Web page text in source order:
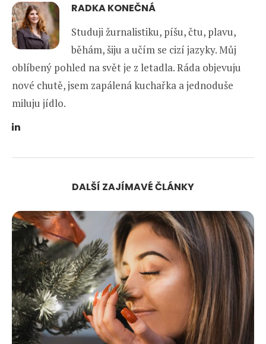
RADKA KONEČNÁ
Studuji žurnalistiku, píšu, čtu, plavu,
běhám, šiju a učím se cizí jazyky. Můj
oblíbený pohled na svět je z letadla. Ráda objevuju
nové chutě, jsem zapálená kuchařka a jednoduše
miluju jídlo.
DALŠÍ ZAJÍMAVÉ ČLÁNKY